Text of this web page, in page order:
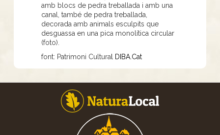
amb blocs de pedra treballada i amb una
canal, també de pedra treballada,
decorada amb animals esculpits que
desguassa en una pica monolítica circular
(foto).
font: Patrimoni Cultura
DIBA.Cat